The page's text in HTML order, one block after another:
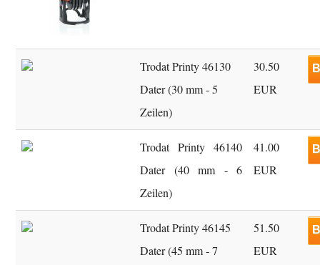
Trodat Printy 46130
Dater (30 mm - 5
Zeilen)
30.50
EUR
Trodat Printy 46140
Dater (40 mm - 6
Zeilen)
41.00
EUR
Trodat Printy 46145
Dater (45 mm - 7
51.50
EUR